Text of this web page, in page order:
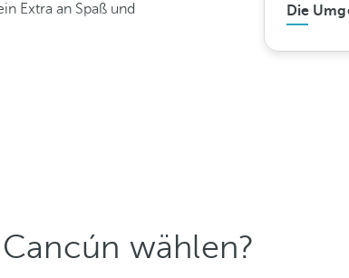
Extra an Spaß und
Die
wählen?